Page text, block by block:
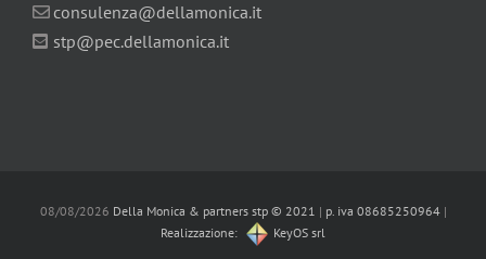
consulenza@dellamonica.it
stp@pec.dellamonica.it
08/08/2026 Della Monica & partners stp © 2021 | p. iva 08685250964|
Realizzazione:
KeyOS srl